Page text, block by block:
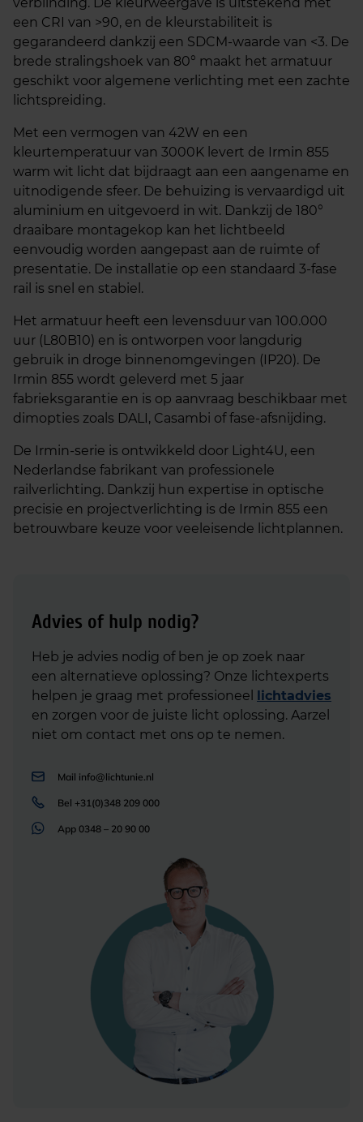
een CRI van >90, en de kleurstabiliteit is
gegarandeerd dankzij een SDCM-waarde van <3. De
brede stralingshoek van 80° maakt het armatuur
geschikt voor algemene verlichting met een zachte
lichtspreiding.
Met een vermogen van 42W en een
kleurtemperatuur van 3000K levert de Irmin 855
warm wit licht dat bijdraagt aan een aangename en
uitnodigende sfeer. De behuizing is vervaardigd uit
aluminium en uitgevoerd in wit. Dankzij de 180°
draaibare montagekop kan het lichtbeeld
eenvoudig worden aangepast aan de ruimte of
presentatie. De installatie op een standaard 3-fase
rail is snel en stabiel.
Het armatuur heeft een levensduur van 100.000
uur (L80B10) en is ontworpen voor langdurig
gebruik in droge binnenomgevingen (IP20). De
Irmin 855 wordt geleverd met 5 jaar
fabrieksgarantie en is op aanvraag beschikbaar met
dimopties zoals DALI, Casambi of fase-afsnijding.
De Irmin-serie is ontwikkeld door Light4U, een
Nederlandse fabrikant van professionele
railverlichting. Dankzij hun expertise in optische
precisie en projectverlichting is de Irmin 855 een
betrouwbare keuze voor veeleisende lichtplannen.
Advies of hulp nodig?
Heb je advies nodig of ben je op zoek naar
een alternatieve oplossing? Onze lichtexperts
helpen je graag met professioneel lichtadvies
en zorgen voor de juiste licht oplossing. Aarzel
niet om contact met ons op te nemen.
Mail info@lichtunie.nl
Bel +31(0)348 209 000
App 0348 – 20 90 00